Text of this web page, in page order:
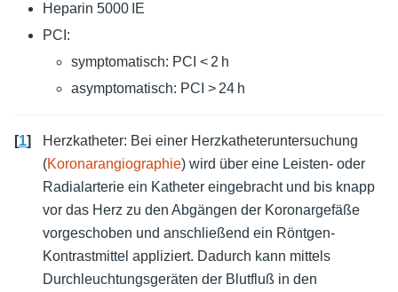
Heparin 5000 IE
PCI:
symptomatisch: PCI < 2 h
asymptomatisch: PCI > 24 h
[1]
Herzkatheter: Bei einer Herzkatheteruntersuchung
(Koronarangiographie) wird über eine Leisten- oder
Radialarterie ein Katheter eingebracht und bis knapp
vor das Herz zu den Abgängen der Koronargefäße
vorgeschoben und anschließend ein Röntgen-
Kontrastmittel appliziert. Dadurch kann mittels
Durchleuchtungsgeräten der Blutfluß in den